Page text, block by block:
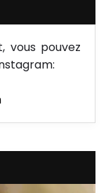
vous pouvez